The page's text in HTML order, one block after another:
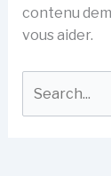
contenu
vous aider.